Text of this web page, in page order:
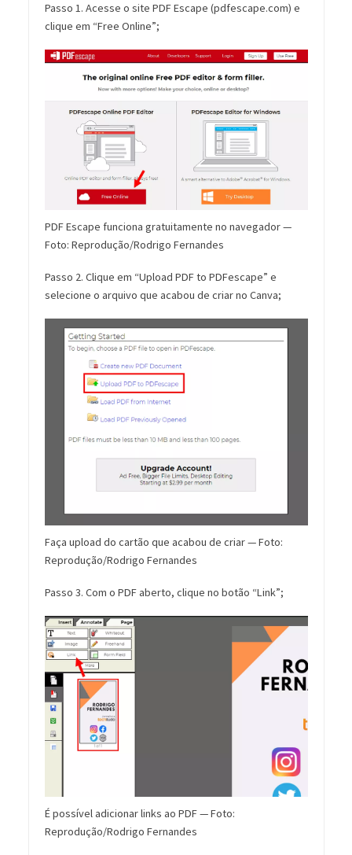
Passo 1. Acesse o site PDF Escape (pdfescape.com) e
clique em “Free Online”;
PDF Escape funciona gratuitamente no navegador —
Foto: Reprodução/Rodrigo Fernandes
Passo 2. Clique em “Upload PDF to PDFescape” e
selecione o arquivo que acabou de criar no Canva;
Faça upload do cartão que acabou de criar — Foto:
Reprodução/Rodrigo Fernandes
Passo 3. Com o PDF aberto, clique no botão “Link”;
É possível adicionar links ao PDF — Foto:
Reprodução/Rodrigo Fernandes